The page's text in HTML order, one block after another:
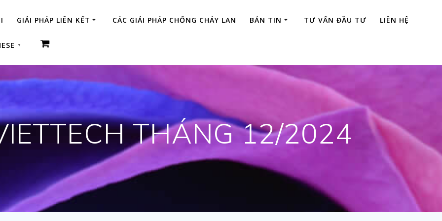
GIẢI PHÁP LIÊN KẾT CÁC GIẢI PHÁP CHỐNG CHÁY LAN BẢN TIN TƯ VẤN ĐẦU TƯ LIÊN HỆ
▼
THÁNG 12/2024